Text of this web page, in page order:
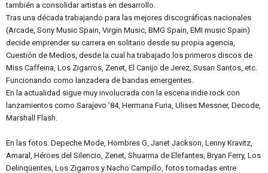
también a consolidar artistas en desarrollo.
Tras una década trabajando para las mejores discográficas nacionales
(Arcade, Sony Music Spain, Virgin Music, BMG Spain, EMI music Spain)
decide emprender su carrera en solitario desde su propia agencia,
Cuestión de Medios, desde la cual ha trabajado los primeros discos de
Miss Caffeina, Los Zigarros, Zenet, El Canijo de Jerez, Susan Santos, etc.
Funcionando como lanzadera de bandas emergentes.
En la actualidad sigue muy involucrada con la escena indie rock con
lanzamientos como Sarajevo ’84, Hermana Furia, Ulises Messner, Decode,
Marshall Flash.
En las fotos: Depeche Mode, Hombres G, Janet Jackson, Lenny Kravitz,
Amaral, Héroes del Silencio, Zenet, Shuarma de Elefantes, Bryan Ferry, Los
Delinqüentes, Los Zigarros y Nacho Campillo, fotos tomadas entre